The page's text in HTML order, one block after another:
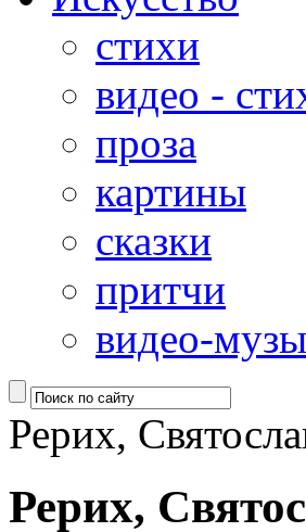
стихи
видео -
проза
картины
сказки
притчи
видео-
Рерих,
Рерих,